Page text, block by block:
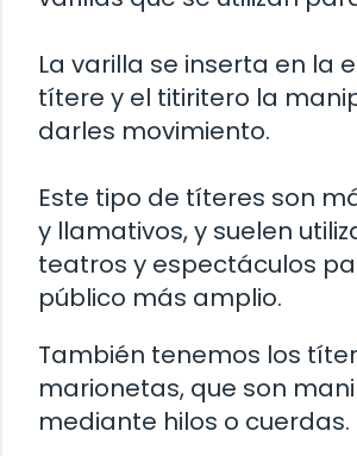
La varilla se inserta en la
títere y el titiritero la
darles movimiento.
Este tipo de títeres son
y llamativos, y suelen
teatros y espectáculos
público más amplio.
También tenemos los
marionetas, que son
mediante hilos o cuerdas.